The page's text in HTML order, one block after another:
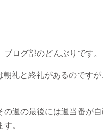
ブログ部のどんぶりです。
朝礼と終礼があるのです
の週の最後には週当番が
。